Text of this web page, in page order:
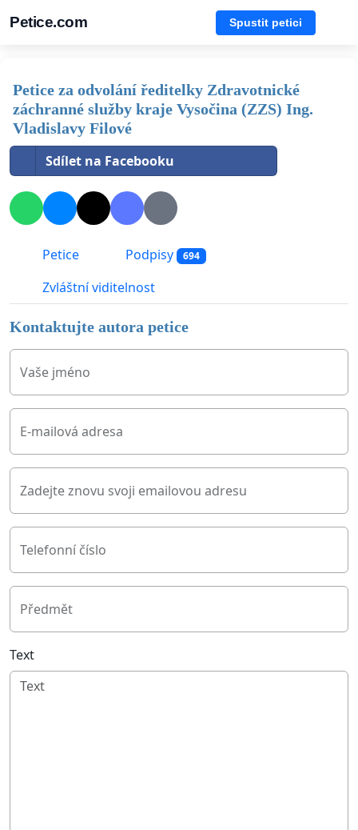
Petice.com Spustit petici
Petice za odvolání ředitelky Zdravotnické
záchranné služby kraje Vysočina (ZZS) Ing.
Vladislavy Filové
Sdílet na Facebooku
Petice Podpisy 694
Zvláštní viditelnost
Kontaktujte autora petice
Vaše jméno
E-mailová adresa
Zadejte znovu svoji emailovou adresu
Telefonní číslo
Předmět
Text